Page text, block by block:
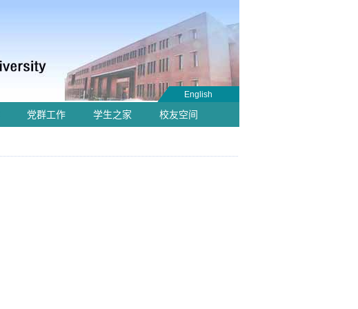
English
党群工作 学生之家 校友空间